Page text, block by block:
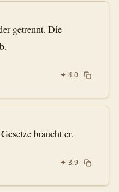
getrennt. Die
✦ 4.0
braucht er.
✦ 3.9